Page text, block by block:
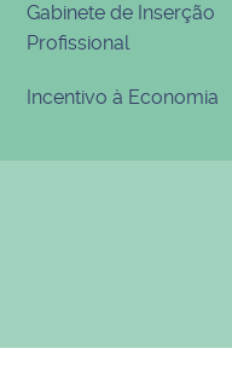
Gabinete de Inserção
Profissional
Incentivo à Economia